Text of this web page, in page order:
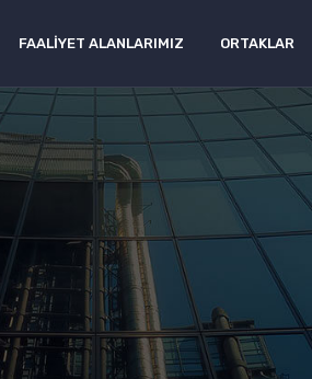
FAALIYET ALANLARIMIZ ORTAKLAR